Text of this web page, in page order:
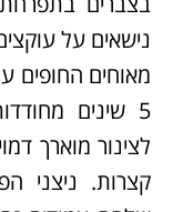
מאוחים החופים
קצרות. ניצני